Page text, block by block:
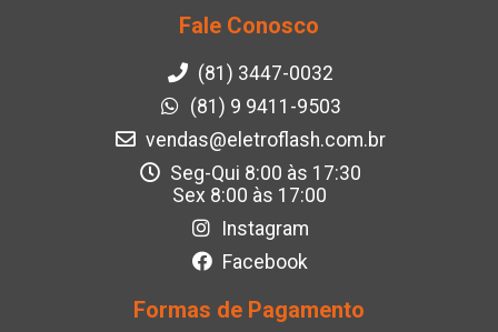
Fale Conosco
(81) 3447-0032
(81) 9 9411-9503
vendas@eletroflash.com.br
Seg-Qui 8:00 às 17:30
Sex 8:00 às 17:00
Instagram
Facebook
Formas de Pagamento